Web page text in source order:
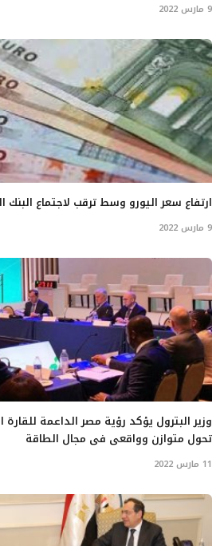
9 مارس 2022
ارتفاع سعر اليورو وسط ترقب لاجتماع البنك
9 مارس 2022
وزير البترول يؤكد رؤية مصر الداعمة
تحول متوازن وواقعى فى مجال الطاقة
11 مارس 2022